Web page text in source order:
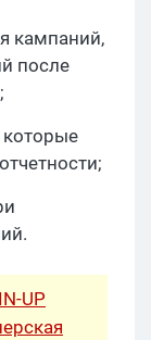
кампаний,
после
которые
UP